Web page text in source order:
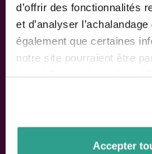
d’offrir des fonctionnalités
et d’analyser
également que certaines
notre site pourraient être
vous leur auriez fournies
de votre utilisation de leurs
Accepter
Parler à un conseiller
Suivez-nous